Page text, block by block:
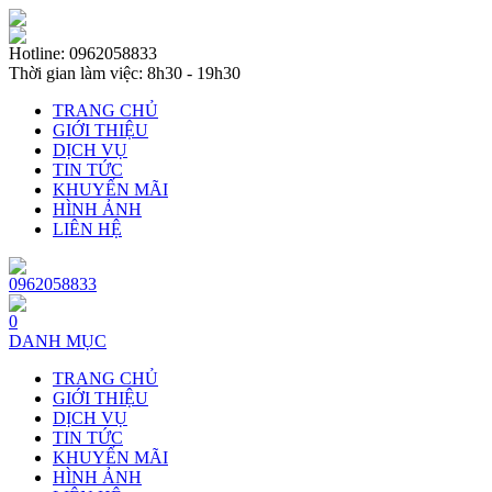
Hotline: 0962058833
Thời gian làm việc: 8h30 - 19h30
TRANG CHỦ
GIỚI THIỆU
DỊCH VỤ
TIN TỨC
KHUYẾN MÃI
HÌNH ẢNH
LIÊN HỆ
0962058833
0
DANH MỤC
TRANG CHỦ
GIỚI THIỆU
DỊCH VỤ
TIN TỨC
KHUYẾN MÃI
HÌNH ẢNH